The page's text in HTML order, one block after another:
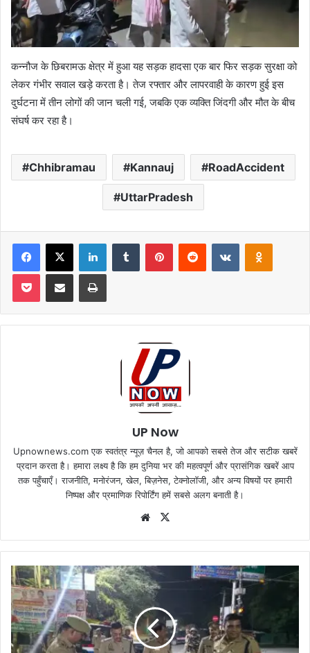
कन्नौज के छिबरामऊ क्षेत्र में हुआ यह सड़क हादसा एक बार फिर सड़क सुरक्षा को
लेकर गंभीर सवाल खड़े करता है। तेज रफ्तार और लापरवाही के कारण हुई इस
दुर्घटना में तीन लोगों की जान चली गई, जबकि एक व्यक्ति जिंदगी और मौत के बीच
संघर्ष कर रहा है।
Chhibramau Kannauj RoadAccident
UttarPradesh
Facebook
X LinkedInTumblr PinterestReddit VKontakte
Pocket Share via Email Print
UP Now
Upnownews.com एक स्वतंत्र न्यूज़ चैनल है, जो आपको सबसे तेज और सटीक खबरें
प्रदान करता है। हमारा लक्ष्य है कि हम दुनिया भर की महत्वपूर्ण और प्रासंगिक खबरें आप
तक पहुँचाएँ। राजनीति, मनोरंजन, खेल, बिज़नेस, टेक्नोलॉजी, और अन्य विषयों पर हमारी
निष्पक्ष और प्रमाणिक रिपोर्टिंग हमें सबसे अलग बनाती है।
Website